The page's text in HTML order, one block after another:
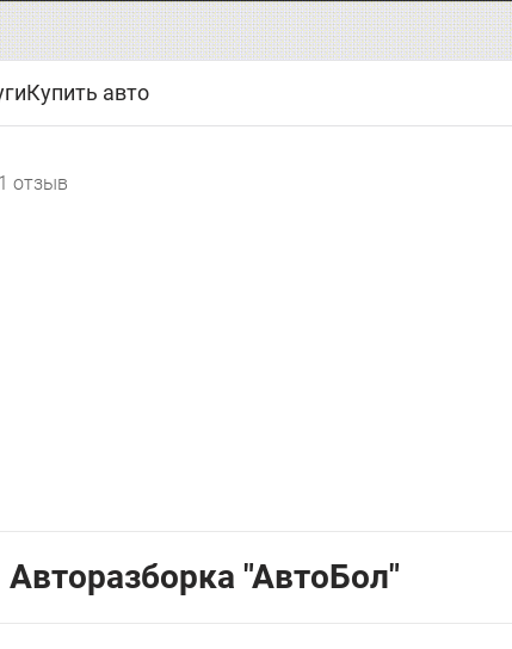
Купить авто
1 отзыв
Авторазборка "АвтоБол"